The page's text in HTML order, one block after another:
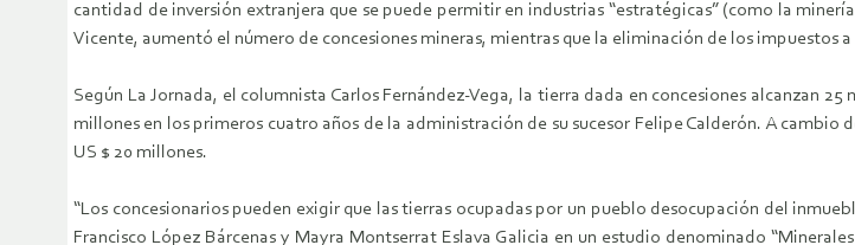
cantidad de inversión extranjera que se puede permitir en industrias “estratégicas” (como la
Vicente, aumentó el número de concesiones mineras, mientras que la eliminación de los impuestos
Según La Jornada, el columnista Carlos Fernández-Vega, la tierra dada en concesiones alcanzan
millones en los primeros cuatro años de la administración de su sucesor Felipe Calderón. A
US $ 20 millones.
“Los concesionarios pueden exigir que las tierras ocupadas por un pueblo desocupación del
Francisco López Bárcenas y Mayra Montserrat Eslava Galicia en un estudio denominado